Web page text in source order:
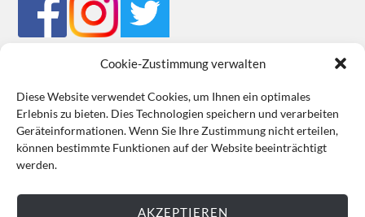
Cookie-Zustimmung verwalten
Diese Website verwendet Cookies, um Ihnen ein optimales
Erlebnis zu bieten. Dies Technologien speichern und verarbeiten
Geräteinformationen. Wenn Sie Ihre Zustimmung nicht erteilen,
können bestimmte Funktionen auf der Website beeinträchtigt
werden.
AKZEPTIEREN
Mein Bestellkonto Kundeninformationen Datenschutz
Cookie-Richtlinie (EU) Impressum
VERTRAG WIDERRUFEN